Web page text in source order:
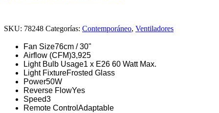
SKU: 78248 Categorías: Contemporáneo, Ventiladores
Fan Size76cm / 30"
Airflow (CFM)3,925
Light Bulb Usage1 x E26 60 Watt Max.
Light FixtureFrosted Glass
Power50W
Reverse FlowYes
Speed3
Remote Control Adaptable